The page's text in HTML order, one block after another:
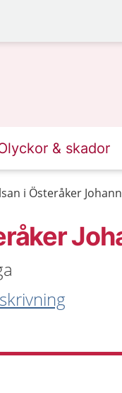
& skador
i Österåker